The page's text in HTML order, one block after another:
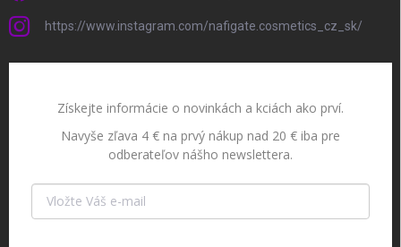
https://www.instagram.com/nafigate.cosmetics_cz_sk/
Získejte informácie o novinkách a kciách ako prví.
Navyše zľava 4 € na prvý nákup nad 20 € iba pre
odberateľov nášho newslettera.